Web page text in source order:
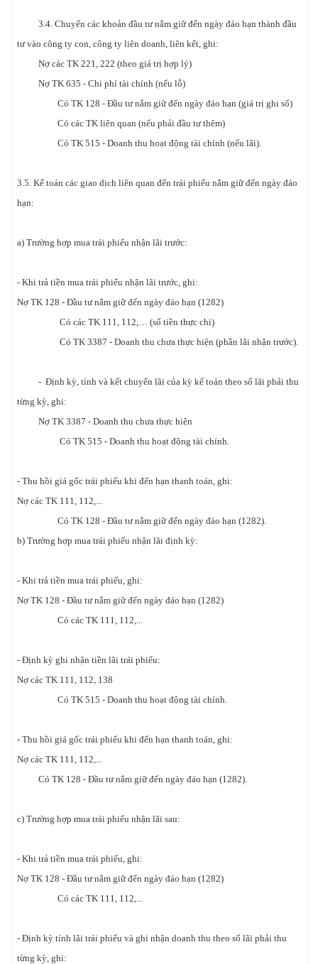
3.4. Chuyển các khoản đầu tư nắm giữ đến ngày đáo hạn thành đầu
tư vào công ty con, công ty liên doanh, liên kết, ghi:
Nợ các TK 221, 222 (theo giá trị hợp lý)
Nợ TK 635 - Chi phí tài chính (nếu lỗ)
Có TK 128 - Đầu tư nắm giữ đến ngày đáo hạn (giá trị ghi sổ)
Có các TK liên quan (nếu phải đầu tư thêm)
Có TK 515 - Doanh thu hoạt động tài chính (nếu lãi).
3.5. Kế toán các giao dịch liên quan đến trái phiếu nắm giữ đến ngày đáo
hạn:
a) Trường hợp mua trái phiếu nhận lãi trước:
- Khi trả tiền mua trái phiếu nhận lãi trước, ghi:
Nợ TK 128 - Đầu tư nắm giữ đến ngày đáo hạn (1282)
Có các TK 111, 112,… (số tiền thực chi)
Có TK 3387 - Doanh thu chưa thực hiện (phần lãi nhận trước).
- Định kỳ, tính và kết chuyển lãi của kỳ kế toán theo số lãi phải thu
từng kỳ, ghi:
Nợ TK 3387 - Doanh thu chưa thực hiện
Có TK 515 - Doanh thu hoạt động tài chính.
- Thu hồi giá gốc trái phiếu khi đến hạn thanh toán, ghi:
Nợ các TK 111, 112,...
Có TK 128 - Đầu tư nắm giữ đến ngày đáo hạn (1282).
b) Trường hợp mua trái phiếu nhận lãi định kỳ:
- Khi trả tiền mua trái phiếu, ghi:
Nợ TK 128 - Đầu tư nắm giữ đến ngày đáo hạn (1282)
Có các TK 111, 112,...
- Định kỳ ghi nhận tiền lãi trái phiếu:
Nợ các TK 111, 112, 138
Có TK 515 - Doanh thu hoạt động tài chính.
- Thu hồi giá gốc trái phiếu khi đến hạn thanh toán, ghi:
Nợ các TK 111, 112,...
Có TK 128 - Đầu tư nắm giữ đến ngày đáo hạn (1282).
c) Trường hợp mua trái phiếu nhận lãi sau:
- Khi trả tiền mua trái phiếu, ghi:
Nợ TK 128 - Đầu tư nắm giữ đến ngày đáo hạn (1282)
Có các TK 111, 112,...
- Định kỳ tính lãi trái phiếu và ghi nhận doanh thu theo số lãi phải thu
từng kỳ, ghi: